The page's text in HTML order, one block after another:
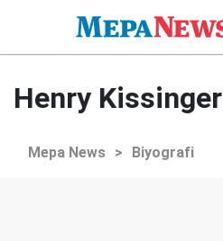
Henry Kissinger
Mepa News > Biyografi